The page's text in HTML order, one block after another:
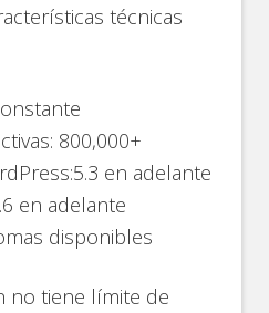
técnicas
800,000+
en adelante
en adelante
disponibles
no tiene límite de